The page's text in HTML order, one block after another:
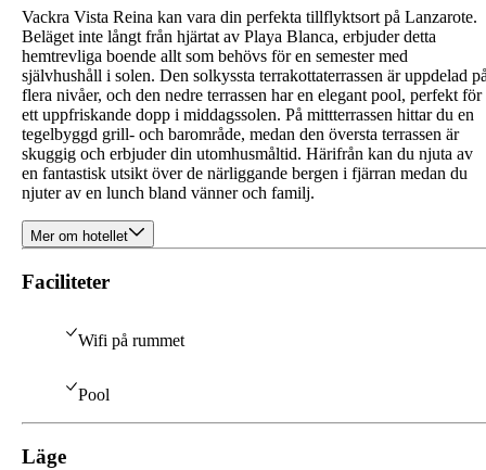
Vackra Vista Reina kan vara din perfekta tillflyktsort på Lanzarote.
Beläget inte långt från hjärtat av Playa Blanca, erbjuder detta
hemtrevliga boende allt som behövs för en semester med
självhushåll i solen. Den solkyssta terrakottaterrassen är uppdelad
flera nivåer, och den nedre terrassen har en elegant pool, perfekt för
ett uppfriskande dopp i middagssolen. På mittterrassen hittar du en
tegelbyggd grill- och barområde, medan den översta terrassen är
skuggig och erbjuder din utomhusmåltid. Härifrån kan du njuta av
en fantastisk utsikt över de närliggande bergen i fjärran medan du
njuter av en lunch bland vänner och familj.
Mer om hotellet
Faciliteter
Wifi på rummet
Pool
Läge